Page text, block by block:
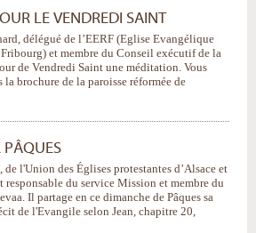
LE VENDREDI SAINT
délégué de l’EERF (Eglise Evangélique
et membre du Conseil exécutif de la
de Vendredi Saint une méditation. Vous
brochure de la paroisse réformée de
l'​Union des Églises protestantes d’Alsace et
responsable du service Mission et membre du
Il partage en ce dimanche de Pâques sa
de l'Evangile selon Jean, chapitre 20,